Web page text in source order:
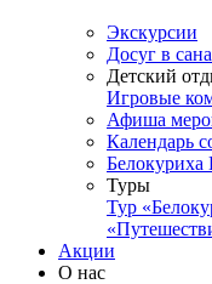
Экскурсии
Досуг в
Детский
Игровые
Афиша
Календарь
Белокуриха
Туры
Тур
Акции
О нас